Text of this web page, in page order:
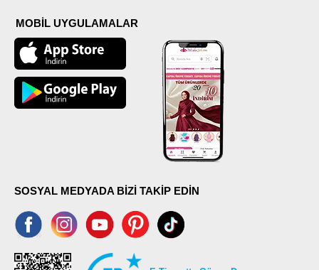
MOBİL UYGULAMALAR
SOSYAL MEDYADA BİZİ TAKİP EDİN